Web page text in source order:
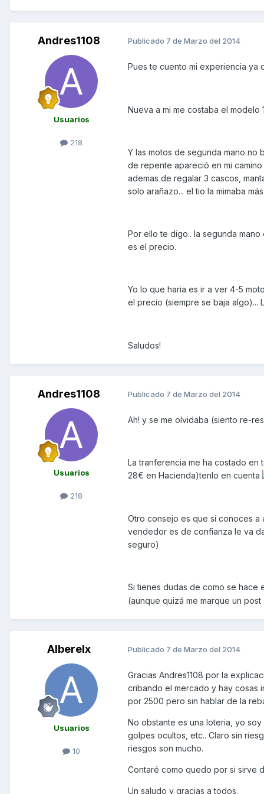
Andres1108
Usuarios
218
Publicado 7 de Marzo del 2014
Pues te cuento mi experiencia ya
Nueva a mi me costaba el
Y las motos de segunda mano no
de repente apareció en mi camino
ademas de regalar 3 cascos,
solo arañazo... el tio la mimaba
Por ello te digo.. la segunda
es el precio.
Yo lo que haria es ir a ver 4-5
el precio (siempre se baja algo)...
Saludos!
Andres1108
Usuarios
218
Publicado 7 de Marzo del 2014
Ah! y se me olvidaba (siento re-
La tranferencia me ha costado en
28€ en Hacienda)tenlo en cuenta
Otro consejo es que si conoces a
vendedor es de confianza le va
seguro)
Si tienes dudas de como se
(aunque quizá me marque un
Alberelx
Usuarios
10
Publicado 7 de Marzo del 2014
Gracias Andres1108 por la
cribando el mercado y hay cosas
por 2500 pero sin hablar de la
No obstante es una loteria, yo
golpes ocultos, etc.. Claro sin
riesgos son mucho.
Contaré como quedo por si sirve
Un saludo y gracias a todos.